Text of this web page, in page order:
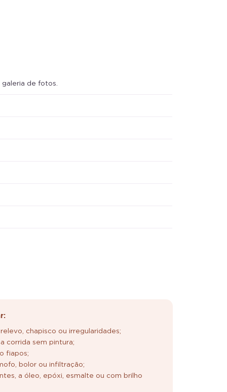
de fotos.
chapisco ou irregularidades;
corrida sem pintura;
fiapos;
bolor ou infiltração;
a óleo, epóxi, esmalte ou com brilho